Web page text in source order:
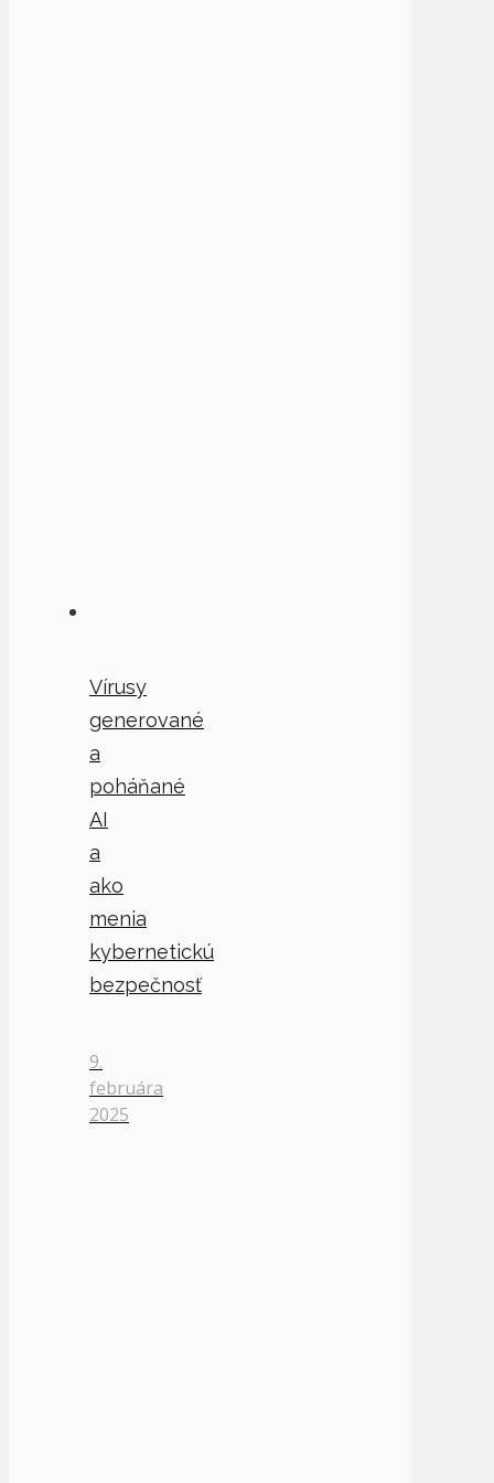
Vírusy
generované
a
poháňané
AI
a
ako
menia
kybernetickú
bezpečnosť
9.
februára
2025